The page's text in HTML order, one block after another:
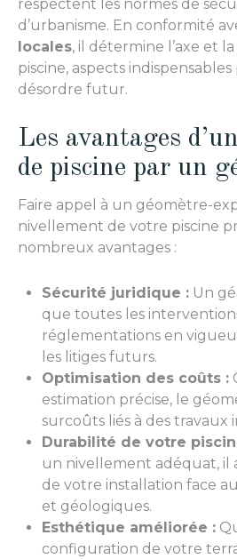
respectent les normes de
d’urbanisme. En conformité
locales, il détermine l’axe et
piscine, aspects
désordre futur.
Les avantages
de piscine par un
Faire appel à un géomètre-
nivellement de votre piscine
nombreux avantages :
Sécurité juridique : Un
que toutes les
réglementations en
les litiges futurs.
Optimisation des coûts :
estimation précise, le
surcoûts liés à des travaux
Durabilité de votre
un nivellement adéquat, il
de votre installation face
et géologiques.
Esthétique améliorée :
configuration de votre